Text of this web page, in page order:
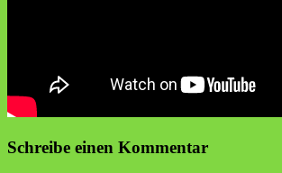
Schreibe einen Kommentar